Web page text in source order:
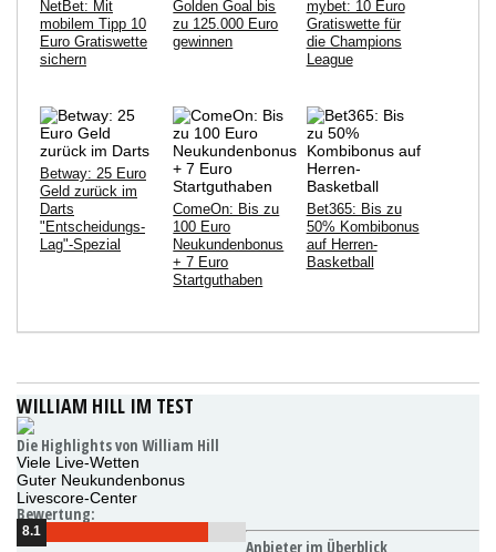
NetBet: Mit
mobilem Tipp 10
Euro Gratiswette
sichern
Golden Goal bis
zu 125.000 Euro
gewinnen
mybet: 10 Euro
Gratiswette für
die Champions
League
Betway: 25 Euro
Geld zurück im
Darts
"Entscheidungs-
Lag"-Spezial
ComeOn: Bis zu
100 Euro
Neukundenbonus
+ 7 Euro
Startguthaben
Bet365: Bis zu
50% Kombibonus
auf Herren-
Basketball
WILLIAM HILL IM TEST
Die Highlights von William Hill
Viele Live-Wetten
Guter Neukundenbonus
Livescore-Center
Bewertung:
8.1
Anbieter im Überblick